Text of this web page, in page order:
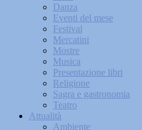
Danza
Eventi del mese
Festival
Mercatini
Mostre
Musica
Presentazione libri
Religione
Sagra e gastronomia
Teatro
Attualità
Ambiente